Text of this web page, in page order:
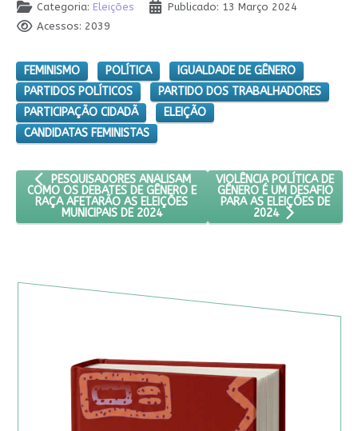
Categoria: Eleições
Publicado: 13 Março 2024
Acessos: 2039
FEMINISMO POLÍTICA
IGUALDADE DE GÊNERO
PARTIDOS POLÍTICOS
PARTIDO DOS TRABALHADORES
PARTICIPAÇÃO CIDADÃ
ELEIÇÃO
CANDIDATAS FEMINISTAS
ARTIGO ANTERIOR: PESQUISADORES ANALISAM COMO OS
PESQUISADORES ANALISAM
COMO OS DEBATES DE GÊNERO E
RAÇA AFETARÃO AS ELEIÇÕES
MUNICIPAIS DE 2024
PRÓXIMO ARTIGO:
VIOLÊNCIA POLÍTICA DE
GÊNERO É UM DESAFIO
PARA AS ELEIÇÕES DE
2024